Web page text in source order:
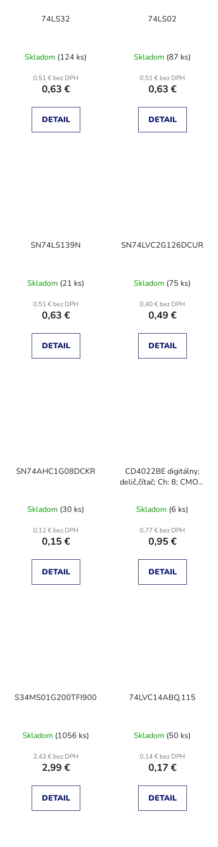
74LS32
Skladom (124 ks)
0,51 € bez DPH
0,63 €
DETAIL
74LS02
Skladom (87 ks)
0,51 € bez DPH
0,63 €
DETAIL
SN74LS139N
Skladom (21 ks)
0,51 € bez DPH
0,63 €
DETAIL
SN74LVC2G126DCUR
Skladom (75 ks)
0,40 € bez DPH
0,49 €
DETAIL
SN74AHC1G08DCKR
Skladom (30 ks)
0,12 € bez DPH
0,15 €
DETAIL
CD4022BE digitálny;
delič,čítač; Ch: 8; CMOS;
Skladom (6 ks)
0,77 € bez DPH
0,95 €
DETAIL
S34MS01G200TFI900
Skladom (1056 ks)
2,43 € bez DPH
2,99 €
DETAIL
74LVC14ABQ,115
Skladom (50 ks)
0,14 € bez DPH
0,17 €
DETAIL